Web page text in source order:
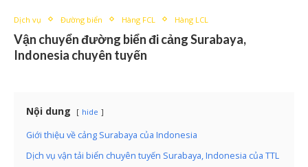
Dịch vụ Đường biển Hàng FCL Hàng LCL
Vận chuyển đường biển đi cảng Surabaya,
Indonesia chuyên tuyến
Nội dung hide
Giới thiệu về cảng Surabaya của Indonesia
Dịch vụ vận tải biển chuyên tuyến Surabaya, Indonesia của TTL